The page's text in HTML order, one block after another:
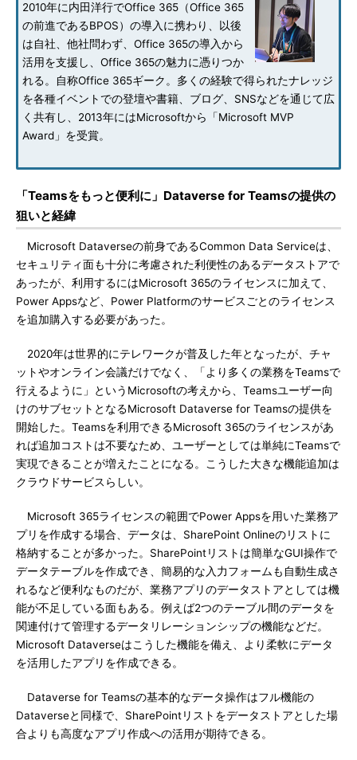
2010年に内田洋行でOffice 365（Office 365
の前進であるBPOS）の導入に携わり、以後
は自社、他社問わず、Office 365の導入から
活用を支援し、Office 365の魅力に憑りつか
れる。自称Office 365ギーク。多くの経験で得られたナレッジ
を各種イベントでの登壇や書籍、ブログ、SNSなどを通じて広
く共有し、2013年にはMicrosoftから「Microsoft MVP
Award」を受賞。
「Teamsをもっと便利に」Dataverse for Teamsの提供の
狙いと経緯
Microsoft Dataverseの前身であるCommon Data Serviceは、
セキュリティ面も十分に考慮された利便性のあるデータストアで
あったが、利用するにはMicrosoft 365のライセンスに加えて、
Power Appsなど、Power Platformのサービスごとのライセンス
を追加購入する必要があった。
2020年は世界的にテレワークが普及した年となったが、チャ
ットやオンライン会議だけでなく、「より多くの業務をTeamsで
行えるように」というMicrosoftの考えから、Teamsユーザー向
けのサブセットとなるMicrosoft Dataverse for Teamsの提供を
開始した。Teamsを利用できるMicrosoft 365のライセンスがあ
れば追加コストは不要なため、ユーザーとしては単純にTeamsで
実現できることが増えたことになる。こうした大きな機能追加は
クラウドサービスらしい。
Microsoft 365ライセンスの範囲でPower Appsを用いた業務ア
プリを作成する場合、データは、SharePoint Onlineのリストに
格納することが多かった。SharePointリストは簡単なGUI操作で
データテーブルを作成でき、簡易的な入力フォームも自動生成さ
れるなど便利なものだが、業務アプリのデータストアとしては機
能が不足している面もある。例えば2つのテーブル間のデータを
関連付けて管理するデータリレーションシップの機能などだ。
Microsoft Dataverseはこうした機能を備え、より柔軟にデータ
を活用したアプリを作成できる。
Dataverse for Teamsの基本的なデータ操作はフル機能の
Dataverseと同様で、SharePointリストをデータストアとした場
合よりも高度なアプリ作成への活用が期待できる。